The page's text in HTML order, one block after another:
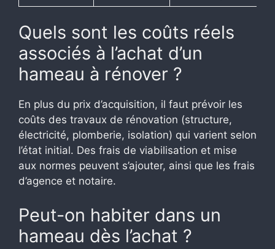
Quels sont les coûts réels
associés à l’achat d’un
hameau à rénover ?
En plus du prix d’acquisition, il faut prévoir les
coûts des travaux de rénovation (structure,
électricité, plomberie, isolation) qui varient selon
l’état initial. Des frais de viabilisation et mise
aux normes peuvent s’ajouter, ainsi que les frais
d’agence et notaire.
Peut-on habiter dans un
hameau dès l’achat ?